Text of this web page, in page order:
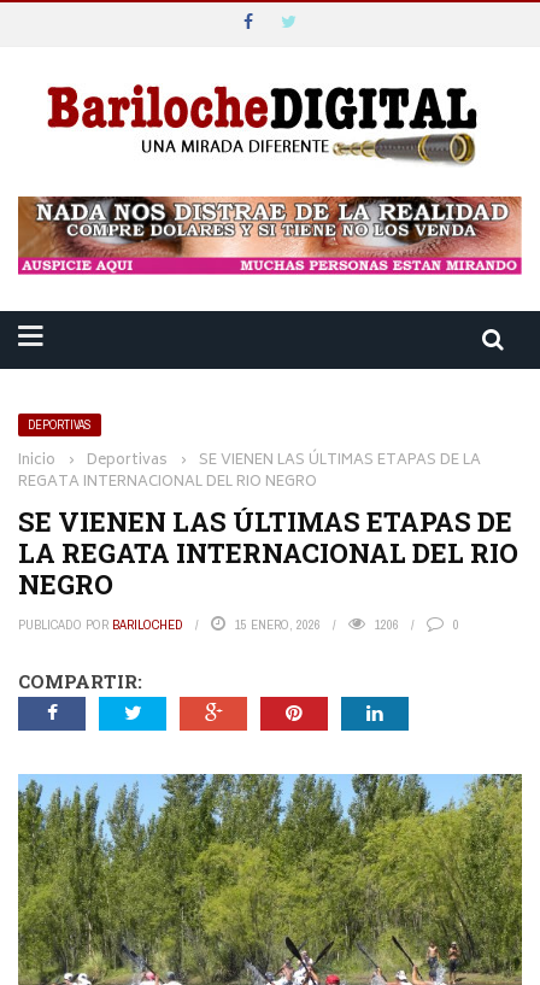
DEPORTIVAS
Inicio › Deportivas › SE VIENEN LAS ÚLTIMAS ETAPAS DE LA
REGATA INTERNACIONAL DEL RIO NEGRO
SE VIENEN LAS ÚLTIMAS ETAPAS DE
LA REGATA INTERNACIONAL DEL RIO
NEGRO
PUBLICADO POR BARILOCHED 15 ENERO, 2026 1206 0
COMPARTIR: